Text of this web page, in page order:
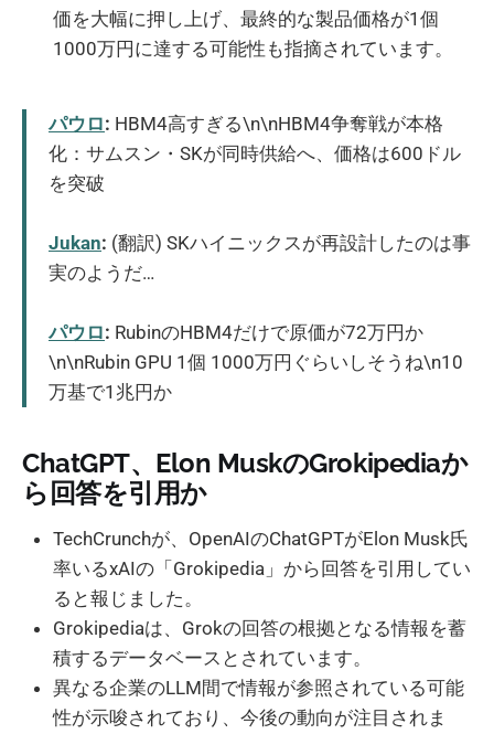
価を大幅に押し上げ、最終的な製品価格が1個
1000万円に達する可能性も指摘されています。
パウロ: HBM4高すぎる\n\nHBM4争奪戦が本格
化：サムスン・SKが同時供給へ、価格は600ドル
を突破
Jukan: (翻訳) SKハイニックスが再設計したのは事
実のようだ…
パウロ: RubinのHBM4だけで原価が72万円か
\n\nRubin GPU 1個 1000万円ぐらいしそうね\n10
万基で1兆円か
ChatGPT、Elon MuskのGrokipediaか
ら回答を引用か
TechCrunchが、OpenAIのChatGPTがElon Musk氏
率いるxAIの「Grokipedia」から回答を引用してい
ると報じました。
Grokipediaは、Grokの回答の根拠となる情報を蓄
積するデータベースとされています。
異なる企業のLLM間で情報が参照されている可能
性が示唆されており、今後の動向が注目されま